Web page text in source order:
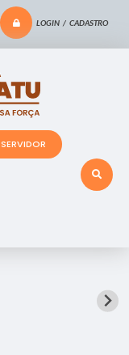
LOGIN / CADASTRO
SERVIDOR